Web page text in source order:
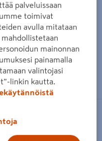
kosketusnäytöllä
palveluissaan
toimivat
avulla mitataan
mainonnan
painamalla
valintojasi
linkin kautta.